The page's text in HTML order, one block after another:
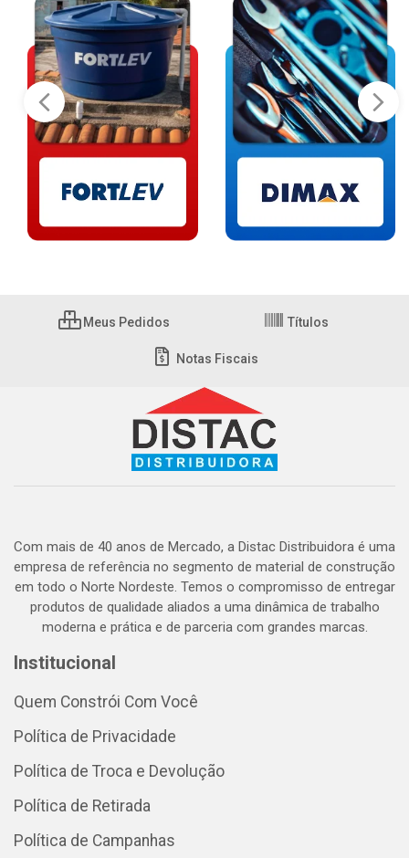
Meus Pedidos Títulos
Notas Fiscais
Com mais de 40 anos de Mercado, a Distac Distribuidora é uma
empresa de referência no segmento de material de construção
em todo o Norte Nordeste. Temos o compromisso de entregar
produtos de qualidade aliados a uma dinâmica de trabalho
moderna e prática e de parceria com grandes marcas.
Institucional
Quem Constrói Com Você
Política de Privacidade
Política de Troca e Devolução
Política de Retirada
Política de Campanhas